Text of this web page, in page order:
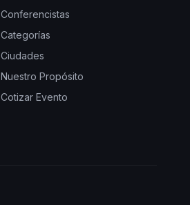
Conferencistas
Categorías
Ciudades
Nuestro Propósito
Cotizar Evento